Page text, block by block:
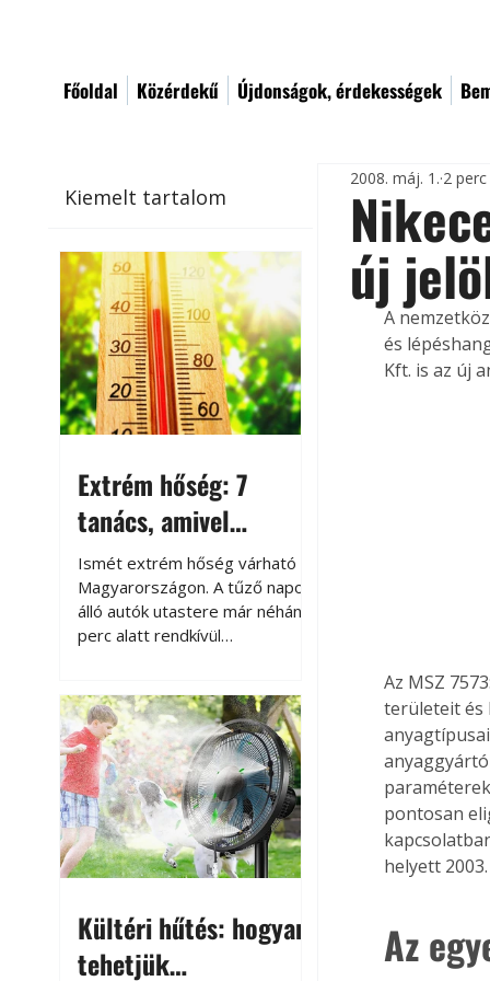
Főoldal Közérdekű Újdonságok, érdekességek
Kiemelt tartalom
Extrém hőség: 7
tanács, amivel
megóvhatjuk
autónkat a nyári
károktól
Ismét extrém hőség várható
Magyarországon. A tűző napon
álló autók utastere már néhány
perc alatt rendkívül
megközelítheti. Ez nemcsak a
beszállást teszi kellemetlenné,
hanem az autó állapotára és a
benne hagyott tárgyakra is
káros hatással lehet. Néhány
egyszerű óvintézkedéssel
azonban jelentősen
csökkenthetjük a hőség káros
Kültéri hűtés: hogyan
tehetjük
új
2008. máj. 1. 2
A
és
Kft. is az új
Az MSZ
területeit és
pontosan
helyett
Az